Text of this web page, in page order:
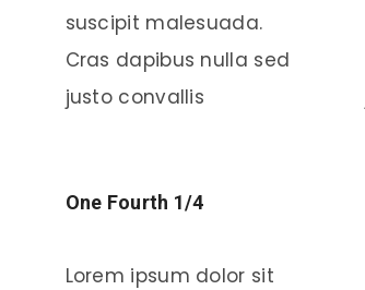
suscipit malesuada.
Cras dapibus nulla sed
justo convallis
One Fourth 1/4
Lorem ipsum dolor sit